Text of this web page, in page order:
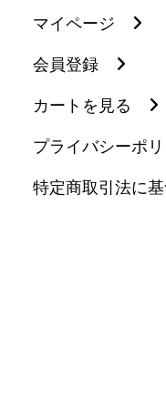
マイページ
会員登録
カートを見る
プライバシーポ
特定商取引法に